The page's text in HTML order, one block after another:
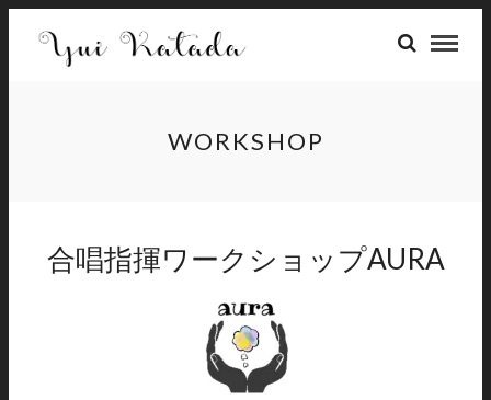
WORKSHOP
合唱指揮ワークショップAURA